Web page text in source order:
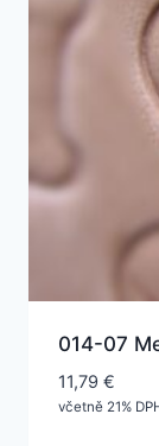
014-07
11,79 €
včetně 21%